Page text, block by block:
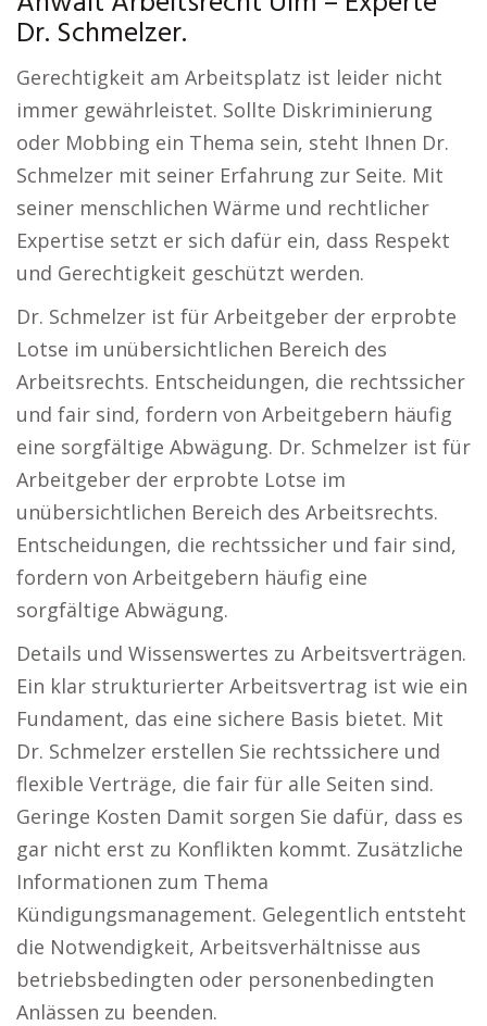
Dr. Schmelzer.
Gerechtigkeit am Arbeitsplatz ist leider nicht
immer gewährleistet. Sollte Diskriminierung
oder Mobbing ein Thema sein, steht Ihnen Dr.
Schmelzer mit seiner Erfahrung zur Seite. Mit
seiner menschlichen Wärme und rechtlicher
Expertise setzt er sich dafür ein, dass Respekt
und Gerechtigkeit geschützt werden.
Dr. Schmelzer ist für Arbeitgeber der erprobte
Lotse im unübersichtlichen Bereich des
Arbeitsrechts. Entscheidungen, die rechtssicher
und fair sind, fordern von Arbeitgebern häufig
eine sorgfältige Abwägung. Dr. Schmelzer ist für
Arbeitgeber der erprobte Lotse im
unübersichtlichen Bereich des Arbeitsrechts.
Entscheidungen, die rechtssicher und fair sind,
fordern von Arbeitgebern häufig eine
sorgfältige Abwägung.
Details und Wissenswertes zu Arbeitsverträgen.
Ein klar strukturierter Arbeitsvertrag ist wie ein
Fundament, das eine sichere Basis bietet. Mit
Dr. Schmelzer erstellen Sie rechtssichere und
flexible Verträge, die fair für alle Seiten sind.
Geringe Kosten Damit sorgen Sie dafür, dass es
gar nicht erst zu Konflikten kommt. Zusätzliche
Informationen zum Thema
Kündigungsmanagement. Gelegentlich entsteht
die Notwendigkeit, Arbeitsverhältnisse aus
betriebsbedingten oder personenbedingten
Anlässen zu beenden.